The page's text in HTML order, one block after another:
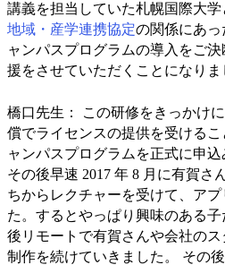
講義を担当していた札幌国際大学
地域・産学連携協定の関係にあ
ャンパスプログラムの導入をご
援をさせていただくことになりま
橋口先生： この研修をきっかけ
償でライセンスの提供を受けるこ
ャンパスプログラムを正式に申込
その後早速 2017 年 8 月に有賀さ
ちからレクチャーを受けて、ア
た。するとやっぱり興味のある
後リモートで有賀さんや会社の
制作を続けていきました。 その